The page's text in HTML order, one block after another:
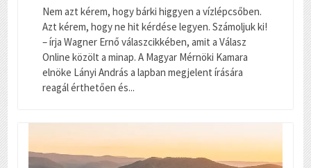
Nem azt kérem, hogy bárki higgyen a vízlépcsőben.
Azt kérem, hogy ne hit kérdése legyen. Számoljuk ki!
– írja Wagner Ernő válaszcikkében, amit a Válasz
Online közölt a minap. A Magyar Mérnöki Kamara
elnöke Lányi András a lapban megjelent írására
reagál érthetően és...